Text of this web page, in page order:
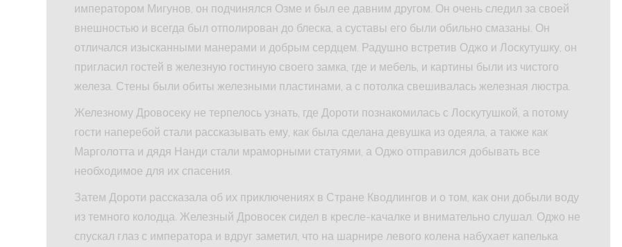
императором Мигунов, он подчинялся Озме и был ее давним другом. Он очень следил за своей
внешностью и всегда был отполирован до блеска, а суставы его были обильно смазаны. Он
отличался изысканными манерами и добрым сердцем. Радушно встретив Оджо и Лоскутушку, он
пригласил гостей в железную гостиную своего замка, где и мебель, и картины были из чистого
железа. Стены были обиты железными пластинами, а с потолка свешивалась железная люстра.
Железному Дровосеку не терпелось узнать, где Дороти познакомилась с Лоскутушкой, а потому
гости наперебой стали рассказывать ему, как была сделана девушка из одеяла, а также как
Марголотта и дядя Нанди стали мраморными статуями, а Оджо отправился добывать все
необходимое для их спасения.
Затем Дороти рассказала об их приключениях в Стране Кводлингов и о том, как они добыли воду
из темного колодца. Железный Дровосек сидел в кресле-качалке и внимательно слушал. Оджо не
спускал глаз с императора и вдруг заметил, что на шарнире левого колена набухает капелька